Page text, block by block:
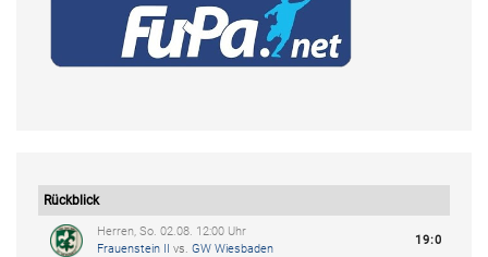
Rückblick
Herren, So. 02.08. 12:00 Uhr
Frauenstein II vs. GW Wiesbaden
19:0